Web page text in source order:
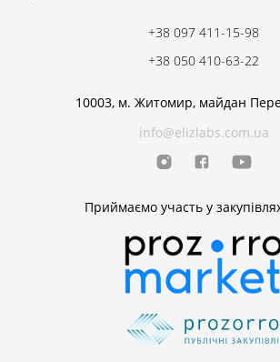
10003, м. Житомир, майдан
info@elizlabs.com.ua
Приймаємо участь у
+38 097 411-15-98
+38 050 410-63-22